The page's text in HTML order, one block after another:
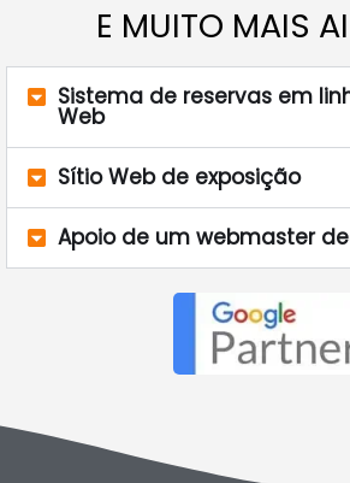
E MUITO MAIS
Sistema de reservas em
Web
Sítio Web de exposição
Apoio de um webmaster